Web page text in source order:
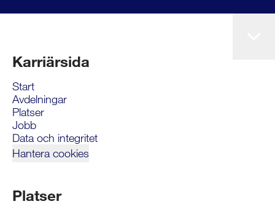
Karriärsida
Start
Avdelningar
Platser
Jobb
Data och integritet
Hantera cookies
Platser